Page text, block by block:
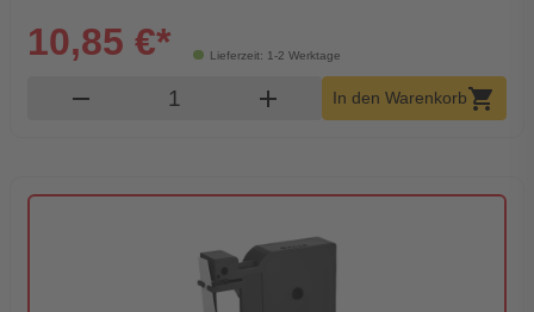
Lieferzeit: 1-2 Werktage
10,85 €*
remove Produkt Warenkorb Menge
add In den Warenkorbshopping_cart